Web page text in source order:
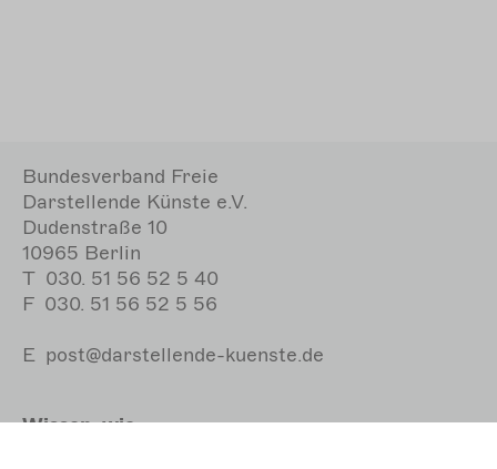
Bundesverband Freie
Darstellende Künste e.V.
Dudenstraße 10
10965 Berlin
T 030. 51 56 52 5 40
F 030. 51 56 52 5 56
E post@darstellende-kuenste.de
Wissen, wie